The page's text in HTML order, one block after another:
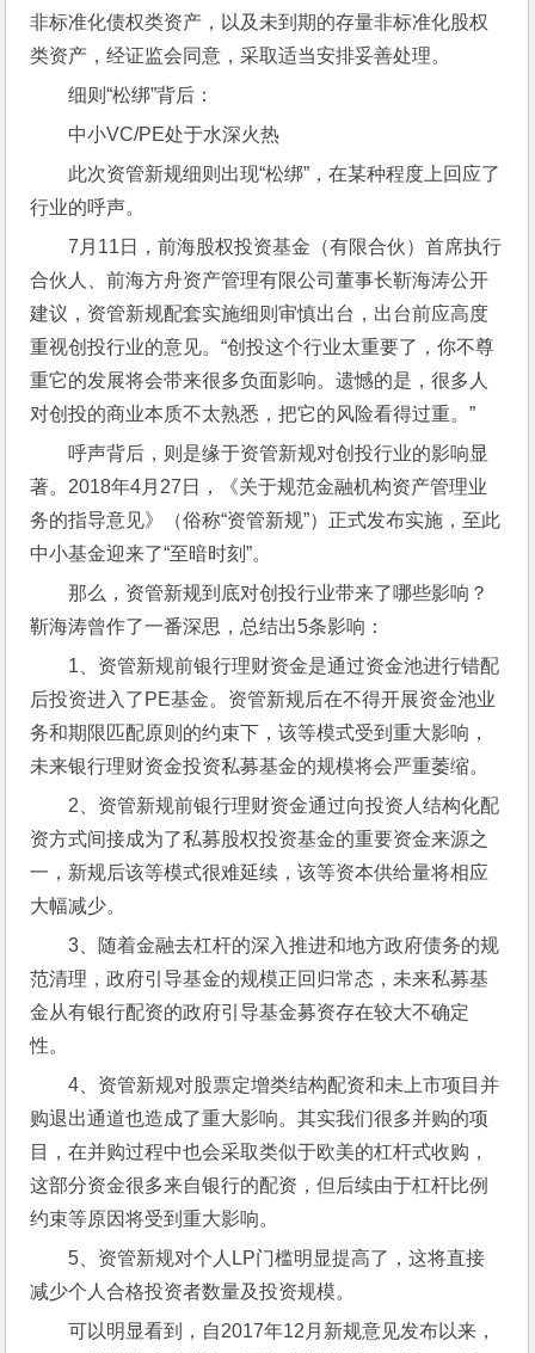
非标准化债权类资产，以及未到期的存量非标准化股权
类资产，经证监会同意，采取适当安排妥善处理。
细则“松绑”背后：
中小VC/PE处于水深火热
此次资管新规细则出现“松绑”，在某种程度上回应了
行业的呼声。
7月11日，前海股权投资基金（有限合伙）首席执行
合伙人、前海方舟资产管理有限公司董事长靳海涛公开
建议，资管新规配套实施细则审慎出台，出台前应高度
重视创投行业的意见。“创投这个行业太重要了，你不尊
重它的发展将会带来很多负面影响。遗憾的是，很多人
对创投的商业本质不太熟悉，把它的风险看得过重。”
呼声背后，则是缘于资管新规对创投行业的影响显
著。2018年4月27日，《关于规范金融机构资产管理业
务的指导意见》（俗称“资管新规”）正式发布实施，至此
中小基金迎来了“至暗时刻”。
那么，资管新规到底对创投行业带来了哪些影响？
靳海涛曾作了一番深思，总结出5条影响：
1、资管新规前银行理财资金是通过资金池进行错配
后投资进入了PE基金。资管新规后在不得开展资金池业
务和期限匹配原则的约束下，该等模式受到重大影响，
未来银行理财资金投资私募基金的规模将会严重萎缩。
2、资管新规前银行理财资金通过向投资人结构化配
资方式间接成为了私募股权投资基金的重要资金来源之
一，新规后该等模式很难延续，该等资本供给量将相应
大幅减少。
3、随着金融去杠杆的深入推进和地方政府债务的规
范清理，政府引导基金的规模正回归常态，未来私募基
金从有银行配资的政府引导基金募资存在较大不确定
性。
4、资管新规对股票定增类结构配资和未上市项目并
购退出通道也造成了重大影响。其实我们很多并购的项
目，在并购过程中也会采取类似于欧美的杠杆式收购，
这部分资金很多来自银行的配资，但后续由于杠杆比例
约束等原因将受到重大影响。
5、资管新规对个人LP门槛明显提高了，这将直接
减少个人合格投资者数量及投资规模。
可以明显看到，自2017年12月新规意见发布以来，